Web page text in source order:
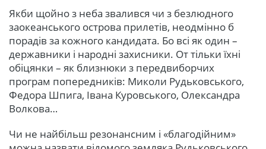
Якби щойно з неба звалився чи з безлюдного
заокеанського острова прилетів, неодмінно б
порадів за кожного кандидата. Бо всі як один –
державники і народні захисники. От тільки їхні
обіцянки – як близнюки з передвиборчих
програм попередників: Миколи Рудьковського,
Федора Шпига, Івана Куровського, Олександра
Волкова…
Чи не найбільш резонансним і «благодійним»